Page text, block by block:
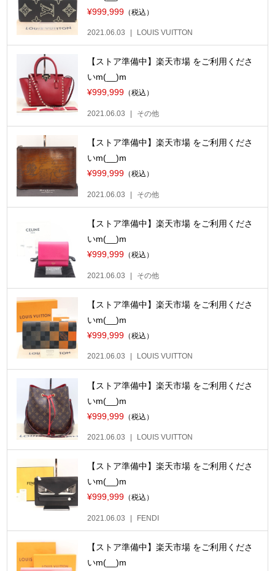
¥999,999 （税込）
2021.06.03 LOUIS VUITTON
【ストア準備中】楽天市場 をご利用くださ
いm(__)m
¥999,999 （税込）
2021.06.03 その他
【ストア準備中】楽天市場 をご利用くださ
いm(__)m
¥999,999 （税込）
2021.06.03 その他
【ストア準備中】楽天市場 をご利用くださ
いm(__)m
¥999,999 （税込）
2021.06.03 その他
【ストア準備中】楽天市場 をご利用くださ
いm(__)m
¥999,999 （税込）
2021.06.03 LOUIS VUITTON
【ストア準備中】楽天市場 をご利用くださ
いm(__)m
¥999,999 （税込）
2021.06.03 LOUIS VUITTON
【ストア準備中】楽天市場 をご利用くださ
いm(__)m
¥999,999 （税込）
2021.06.03 FENDI
【ストア準備中】楽天市場 をご利用くださ
いm(__)m